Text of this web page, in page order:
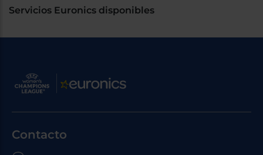
Servicios Euronics disponibles
Contacto